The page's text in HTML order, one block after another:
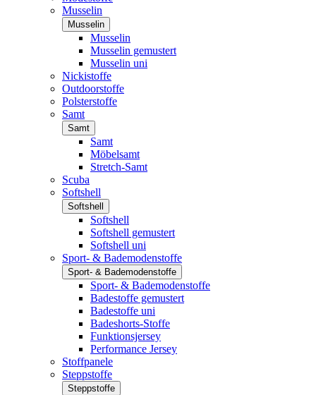
Musselin
Musselin
Musselin
Musselin gemustert
Musselin uni
Nickistoffe
Outdoorstoffe
Polsterstoffe
Samt
Samt
Samt
Möbelsamt
Stretch-Samt
Scuba
Softshell
Softshell
Softshell
Softshell gemustert
Softshell uni
Sport- & Bademodenstoffe
Sport- & Bademodenstoffe
Sport- & Bademodenstoffe
Badestoffe gemustert
Badestoffe uni
Badeshorts-Stoffe
Funktionsjersey
Performance Jersey
Stoffpanele
Steppstoffe
Steppstoffe